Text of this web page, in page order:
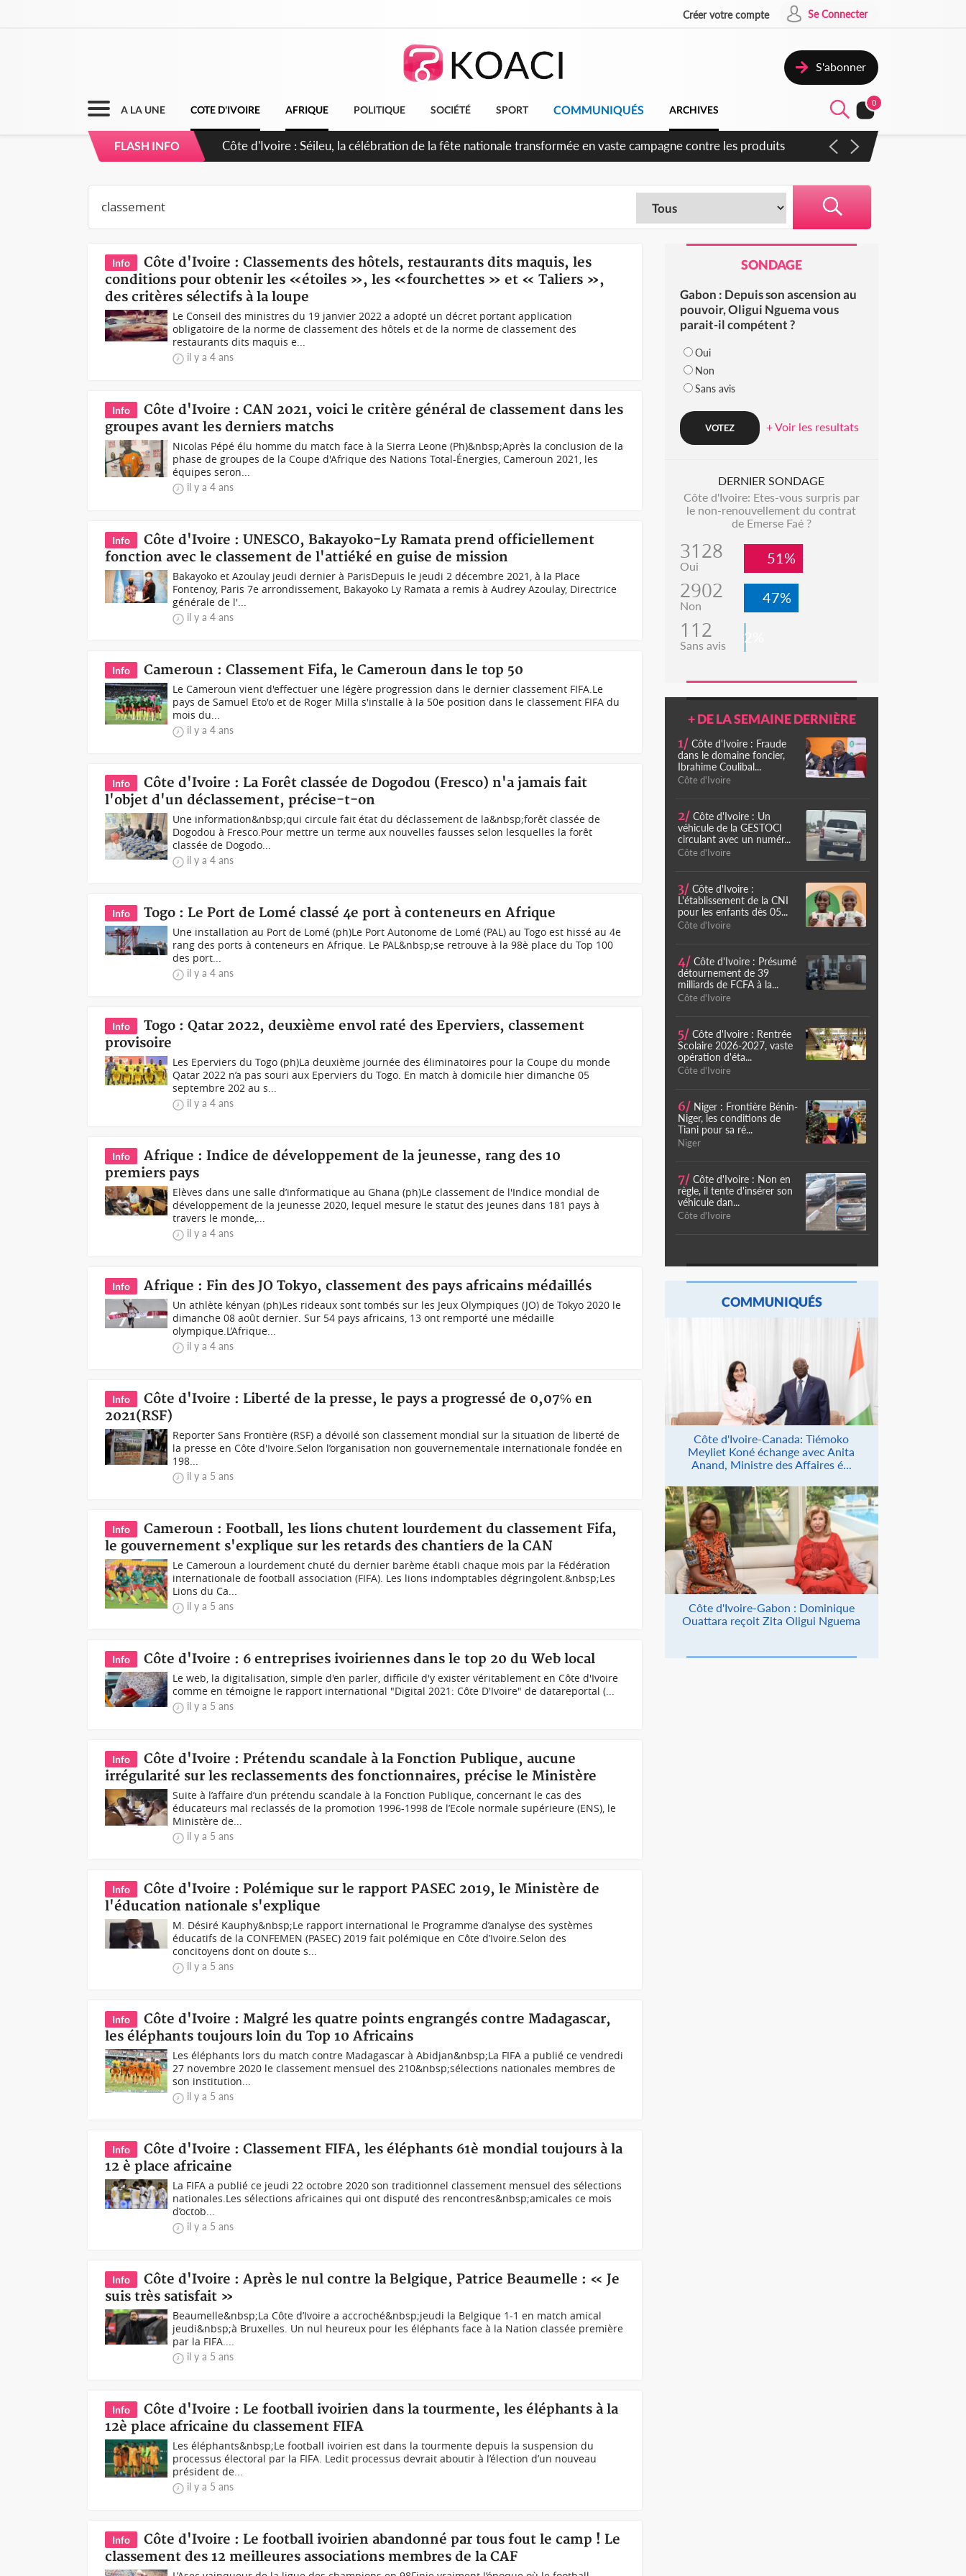
Créer votre compte Se Connecter
S'abonner
A LA UNE COTE D'IVOIRE AFRIQUE POLITIQUE SOCIÉTÉ SPORT COMMUNIQUÉS ARCHIVES
0
FLASH INFO
Côte d'Ivoire : Séileu, la célébration de la fête nationale transformée en vaste campagne contre les produits
Info
Côte d'Ivoire : Classements des hôtels, restaurants dits maquis, les
conditions pour obtenir les «étoiles », les «fourchettes » et « Taliers »,
des critères sélectifs à la loupe
Le Conseil des ministres du 19 janvier 2022 a adopté un décret portant application
obligatoire de la norme de classement des hôtels et de la norme de classement des
restaurants dits maquis e...
il y a 4 ans
Info
Côte d'Ivoire : CAN 2021, voici le critère général de classement dans les
groupes avant les derniers matchs
Nicolas Pépé élu homme du match face à la Sierra Leone (Ph)&nbsp;Après la conclusion de la
phase de groupes de la Coupe d'Afrique des Nations Total-Énergies, Cameroun 2021, les
équipes seron...
il y a 4 ans
Info
Côte d'Ivoire : UNESCO, Bakayoko-Ly Ramata prend officiellement
fonction avec le classement de l'attiéké en guise de mission
Bakayoko et Azoulay jeudi dernier à ParisDepuis le jeudi 2 décembre 2021, à la Place
Fontenoy, Paris 7e arrondissement, Bakayoko Ly Ramata a remis à Audrey Azoulay, Directrice
générale de l'...
il y a 4 ans
Info Cameroun : Classement Fifa, le Cameroun dans le top 50
Le Cameroun vient d'effectuer une légère progression dans le dernier classement FIFA.Le
pays de Samuel Eto'o et de Roger Milla s'installe à la 50e position dans le classement FIFA du
mois du...
il y a 4 ans
Info
Côte d'Ivoire : La Forêt classée de Dogodou (Fresco) n'a jamais fait
l'objet d'un déclassement, précise-t-on
Une information&nbsp;qui circule fait état du déclassement de la&nbsp;forêt classée de
Dogodou à Fresco.Pour mettre un terme aux nouvelles fausses selon lesquelles la forêt
classée de Dogodo...
il y a 4 ans
Info Togo : Le Port de Lomé classé 4e port à conteneurs en Afrique
Une installation au Port de Lomé (ph)Le Port Autonome de Lomé (PAL) au Togo est hissé au 4e
rang des ports à conteneurs en Afrique. Le PAL&nbsp;se retrouve à la 98è place du Top 100
des port...
il y a 4 ans
Info
Togo : Qatar 2022, deuxième envol raté des Eperviers, classement
provisoire
Les Eperviers du Togo (ph)La deuxième journée des éliminatoires pour la Coupe du monde
Qatar 2022 n’a pas souri aux Eperviers du Togo. En match à domicile hier dimanche 05
septembre 202 au s...
il y a 4 ans
Info
Afrique : Indice de développement de la jeunesse, rang des 10
premiers pays
Elèves dans une salle d’informatique au Ghana (ph)Le classement de l'Indice mondial de
développement de la jeunesse 2020, lequel mesure le statut des jeunes dans 181 pays à
travers le monde,...
il y a 4 ans
Info Afrique : Fin des JO Tokyo, classement des pays africains médaillés
Un athlète kényan (ph)Les rideaux sont tombés sur les Jeux Olympiques (JO) de Tokyo 2020 le
dimanche 08 août dernier. Sur 54 pays africains, 13 ont remporté une médaille
olympique.L’Afrique...
il y a 4 ans
Info
Côte d'Ivoire : Liberté de la presse, le pays a progressé de 0,07℅ en
2021(RSF)
Reporter Sans Frontière (RSF) a dévoilé son classement mondial sur la situation de liberté de
la presse en Côte d'Ivoire.Selon l’organisation non gouvernementale internationale fondée en
198...
il y a 5 ans
Info
Cameroun : Football, les lions chutent lourdement du classement Fifa,
le gouvernement s'explique sur les retards des chantiers de la CAN
Le Cameroun a lourdement chuté du dernier barème établi chaque mois par la Fédération
internationale de football association (FIFA). Les lions indomptables dégringolent.&nbsp;Les
Lions du Ca...
il y a 5 ans
Info Côte d'Ivoire : 6 entreprises ivoiriennes dans le top 20 du Web local
Le web, la digitalisation, simple d'en parler, difficile d'y exister véritablement en Côte d'Ivoire
comme en témoigne le rapport international "Digital 2021: Côte D'Ivoire" de datareportal (...
il y a 5 ans
Info
Côte d'Ivoire : Prétendu scandale à la Fonction Publique, aucune
irrégularité sur les reclassements des fonctionnaires, précise le Ministère
Suite à l’affaire d’un prétendu scandale à la Fonction Publique, concernant le cas des
éducateurs mal reclassés de la promotion 1996-1998 de l’Ecole normale supérieure (ENS), le
Ministère de...
il y a 5 ans
Info
Côte d'Ivoire : Polémique sur le rapport PASEC 2019, le Ministère de
l'éducation nationale s'explique
M. Désiré Kauphy&nbsp;Le rapport international le Programme d’analyse des systèmes
éducatifs de la CONFEMEN (PASEC) 2019 fait polémique en Côte d’Ivoire.Selon des
concitoyens dont on doute s...
il y a 5 ans
Info
Côte d'Ivoire : Malgré les quatre points engrangés contre Madagascar,
les éléphants toujours loin du Top 10 Africains
Les éléphants lors du match contre Madagascar à Abidjan&nbsp;La FIFA a publié ce vendredi
27 novembre 2020 le classement mensuel des 210&nbsp;sélections nationales membres de
son institution...
il y a 5 ans
Info
Côte d'Ivoire : Classement FIFA, les éléphants 61è mondial toujours à la
12 è place africaine
La FIFA a publié ce jeudi 22 octobre 2020 son traditionnel classement mensuel des sélections
nationales.Les sélections africaines qui ont disputé des rencontres&nbsp;amicales ce mois
d’octob...
il y a 5 ans
Info
Côte d'Ivoire : Après le nul contre la Belgique, Patrice Beaumelle : « Je
suis très satisfait »
Beaumelle&nbsp;La Côte d’Ivoire a accroché&nbsp;jeudi la Belgique 1-1 en match amical
jeudi&nbsp;à Bruxelles. Un nul heureux pour les éléphants face à la Nation classée première
par la FIFA....
il y a 5 ans
Info
Côte d'Ivoire : Le football ivoirien dans la tourmente, les éléphants à la
12è place africaine du classement FIFA
Les éléphants&nbsp;Le football ivoirien est dans la tourmente depuis la suspension du
processus électoral par la FIFA. Ledit processus devrait aboutir à l’élection d’un nouveau
président de...
il y a 5 ans
Info
Côte d'Ivoire : Le football ivoirien abandonné par tous fout le camp ! Le
classement des 12 meilleures associations membres de la CAF
SONDAGE
Gabon : Depuis son ascension au
pouvoir, Oligui Nguema vous
parait-il compétent ?
Oui
Non
Sans avis
+ Voir les resultats
DERNIER SONDAGE
Côte d'Ivoire: Etes-vous surpris par
le non-renouvellement du contrat
de Emerse Faé ?
3128
Oui 51%
2902
Non 47%
112
Sans avis 2%
+ DE LA SEMAINE DERNIÈRE
1/ Côte d'Ivoire : Fraude
dans le domaine foncier,
Ibrahime Coulibal...
Côte d'Ivoire
2/ Côte d'Ivoire : Un
véhicule de la GESTOCI
circulant avec un numér...
Côte d'Ivoire
3/ Côte d'Ivoire :
L'établissement de la CNI
pour les enfants dès 05...
Côte d'Ivoire
4/ Côte d'Ivoire : Présumé
détournement de 39
milliards de FCFA à la...
Côte d'Ivoire
5/ Côte d'Ivoire : Rentrée
Scolaire 2026-2027, vaste
opération d'éta...
Côte d'Ivoire
6/ Niger : Frontière Bénin-
Niger, les conditions de
Tiani pour sa ré...
Niger
7/ Côte d'Ivoire : Non en
règle, il tente d'insérer son
véhicule dan...
Côte d'Ivoire
COMMUNIQUÉS
Côte d'Ivoire-Canada: Tiémoko
Meyliet Koné échange avec Anita
Anand, Ministre des Affaires é...
Côte d'Ivoire-Gabon : Dominique
Ouattara reçoit Zita Oligui Nguema